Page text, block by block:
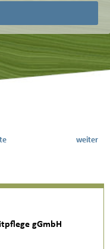
weiter
gGmbH